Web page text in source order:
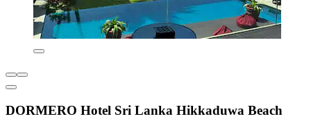
DORMERO Hotel Sri Lanka Hikkaduwa Beach